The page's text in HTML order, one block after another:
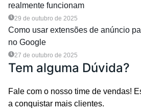
realmente funcionam
29 de outubro de 2025
Como usar extensões de anúncio
no Google
27 de outubro de 2025
Tem alguma Dúvida?
Fale com o nosso time de vendas!
a conquistar mais clientes.